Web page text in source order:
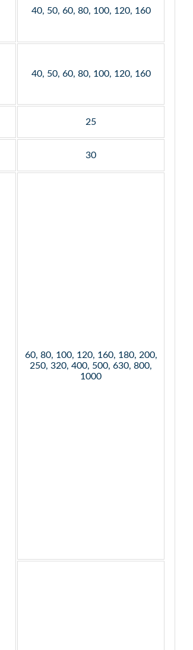
40, 50, 60, 80, 100, 120, 160
40, 50, 60, 80, 100, 120, 160
25
30
60, 80, 100, 120, 160, 180, 200,
250, 320, 400, 500, 630, 800,
1000